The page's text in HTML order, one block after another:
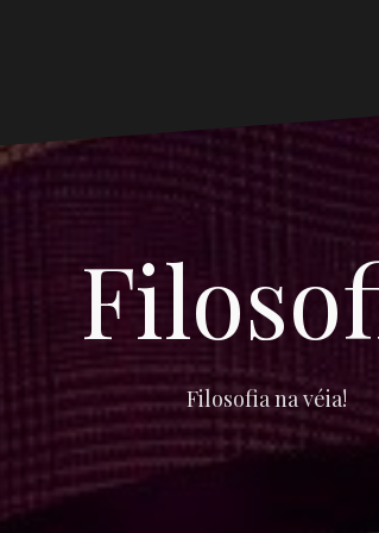
Filosofia na véia!